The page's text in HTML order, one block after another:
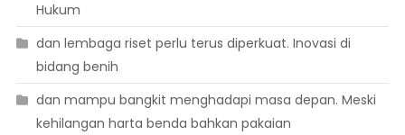
Hukum
dan lembaga riset perlu terus diperkuat. Inovasi di
bidang benih
dan mampu bangkit menghadapi masa depan. Meski
kehilangan harta benda bahkan pakaian